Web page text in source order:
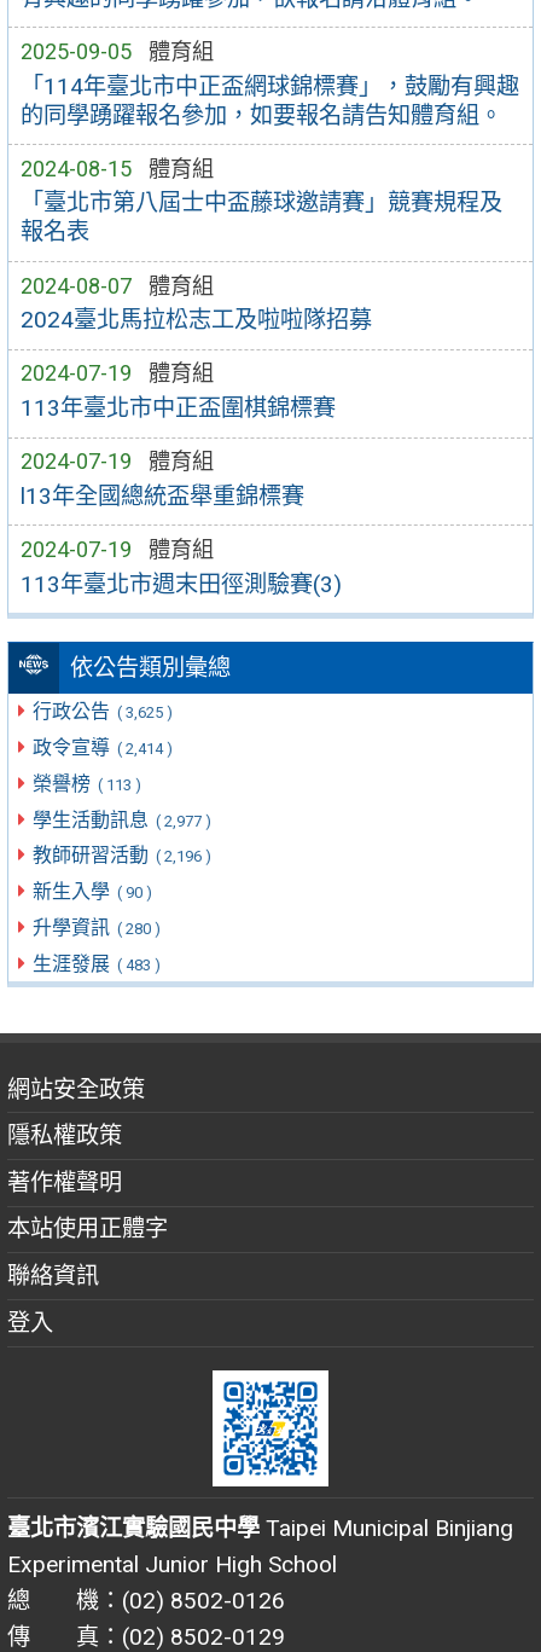
2025-09-05 體育組
「114年臺北市中正盃網球錦標賽」，鼓勵有興趣
的同學踴躍報名參加，如要報名請告知體育組。
2024-08-15 體育組
「臺北市第八屆士中盃藤球邀請賽」競賽規程及
報名表
2024-08-07 體育組
2024臺北馬拉松志工及啦啦隊招募
2024-07-19 體育組
113年臺北市中正盃圍棋錦標賽
2024-07-19 體育組
l13年全國總統盃舉重錦標賽
2024-07-19 體育組
113年臺北市週末田徑測驗賽(3)
依公告類別彙總
行政公告 ( 3,625 )
政令宣導 ( 2,414 )
榮譽榜 ( 113 )
學生活動訊息 ( 2,977 )
教師研習活動 ( 2,196 )
新生入學 ( 90 )
升學資訊 ( 280 )
生涯發展 ( 483 )
網站安全政策
隱私權政策
著作權聲明
本站使用正體字
聯絡資訊
登入
臺北市濱江實驗國民中學 Taipei Municipal Binjiang
Experimental Junior High School
總 機：(02) 8502-0126
傳 真：(02) 8502-0129